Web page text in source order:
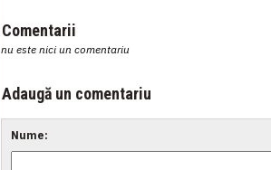
Comentarii
nu este nici un comentariu
Adaugă un comentariu
Nume: